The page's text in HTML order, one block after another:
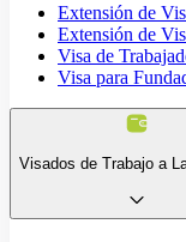
Extensión de
Extensión de
Visa de
Visa para
Visados de Trabajo a